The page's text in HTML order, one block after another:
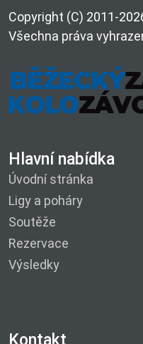
Copyright (C) 2011-
Všechna práva
Hlavní nabídka
Úvodní stránka
Ligy a poháry
Soutěže
Rezervace
Výsledky
Kontakt